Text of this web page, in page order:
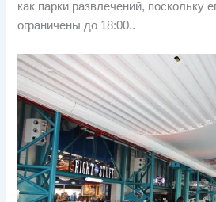
как парки развлечений, поскольку
ограничены до 18:00..